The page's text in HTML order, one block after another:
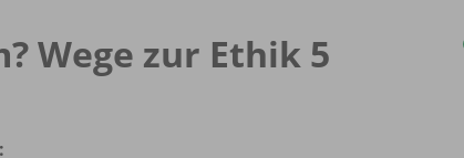
Wege zur Ethik 5